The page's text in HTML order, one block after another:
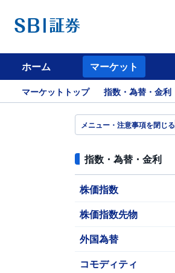
ホーム マーケット
マーケットトップ 指数・為替・金利
メニュー・注意事項を閉じる
指数・為替・金利
株価指数
株価指数先物
外国為替
コモディティ